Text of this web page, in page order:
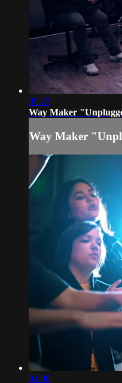
05:43
Way Maker
Way Maker
04:00